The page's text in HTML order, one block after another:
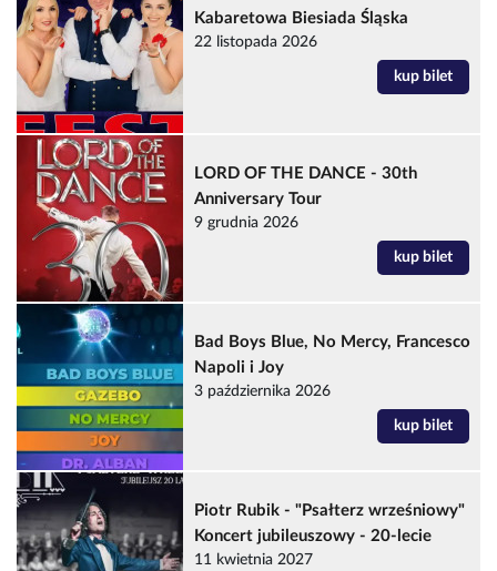
Kabaretowa Biesiada Śląska
22 listopada 2026
kup bilet
LORD OF THE DANCE - 30th
Anniversary Tour
9 grudnia 2026
kup bilet
Bad Boys Blue, No Mercy, Francesco
Napoli i Joy
3 października 2026
kup bilet
Piotr Rubik - "Psałterz wrześniowy"
Koncert jubileuszowy - 20-lecie
11 kwietnia 2027